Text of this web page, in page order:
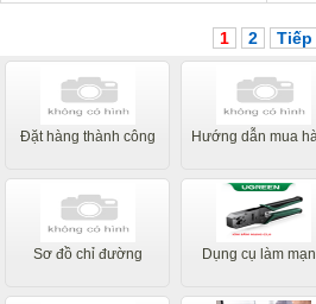
1 2 Tiếp
Đặt hàng thành công Hướng dẫn mua
Sơ đồ chỉ đường Dụng cụ làm